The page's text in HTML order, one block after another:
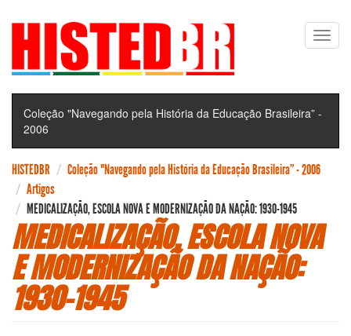
Pular
conteúdo
Coleção "Navegando pela História da Educação Brasileira” -
2006
HISTEDBR
Coleção "Navegando pela História da Educação Brasileira” - 2006
Artigos
MEDICALIZAÇÃO, ESCOLA NOVA E MODERNIZAÇÃO DA NAÇÃO: 1930-1945
MEDICALIZAÇÃO, ESCOLA NOVA
E MODERNIZAÇÃO DA NAÇÃO:
1930-1945